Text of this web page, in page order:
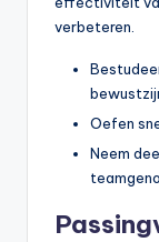
verbeteren.
Oefen
Neem